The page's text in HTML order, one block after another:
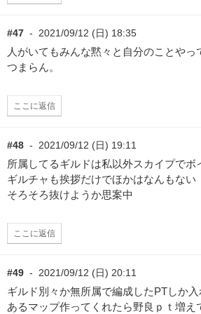
#47 - 2021/09/12 (日) 18:35
人がいてもみんな黙々と自分のことやっ
つまらん。
ここに返信
#48 - 2021/09/12 (日) 19:11
所属してるギルドは私以外スカイプでボ
ギルチャも挨拶だけでほかはなんもない
そろそろ抜けようか思案中
ここに返信
#49 - 2021/09/12 (日) 20:11
ギルド別々か無所属で編成したPTしか
あるマップ作ってくれたら野良ｐｔ増え